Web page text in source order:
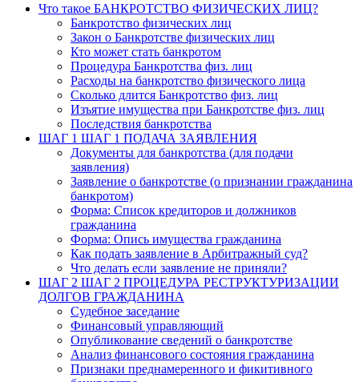
Что такое БАНКРОТСТВО ФИЗИЧЕСКИХ ЛИЦ?
Банкротство физических лиц
Закон о Банкротстве физических лиц
Кто может стать банкротом
Процедура Банкротства физ. лиц
Расходы на банкротство физического лица
Сколько длится Банкротство физ. лиц
Изъятие имущества при Банкротстве физ. лиц
Последствия банкротства
ШАГ 1 ШАГ 1 ПОДАЧА ЗАЯВЛЕНИЯ
Документы для банкротства (для подачи
заявления)
Заявление о банкротстве (о признании гражданина
банкротом)
Форма: Список кредиторов и должников
гражданина
Форма: Опись имущества гражданина
Как подать заявление в Арбитражный суд?
Что делать если заявление не приняли?
ШАГ 2 ШАГ 2 ПРОЦЕДУРА РЕСТРУКТУРИЗАЦИИ
ДОЛГОВ ГРАЖДАНИНА
Судебное заседание
Финансовый управляющий
Опубликование сведений о банкротстве
Анализ финансового состояния гражданина
Признаки преднамеренного и фикитивного